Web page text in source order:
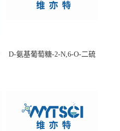
D-氨基葡萄糖-2-N,6-O-二硫